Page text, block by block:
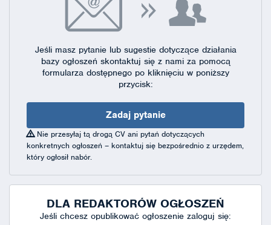
Jeśli masz pytanie lub sugestie dotyczące działania
bazy ogłoszeń skontaktuj się z nami za pomocą
formularza dostępnegopo kliknięciu w poniższy
przycisk:
Zadaj pytanie
Nie przesyłaj tą drogą CV ani pytań dotyczących
konkretnych ogłoszeń – kontaktuj się bezpośrednio z urzędem,
który ogłosił nabór.
DLA REDAKTORÓW OGŁOSZEŃ
Jeśli chcesz opublikować ogłoszenie zaloguj się: